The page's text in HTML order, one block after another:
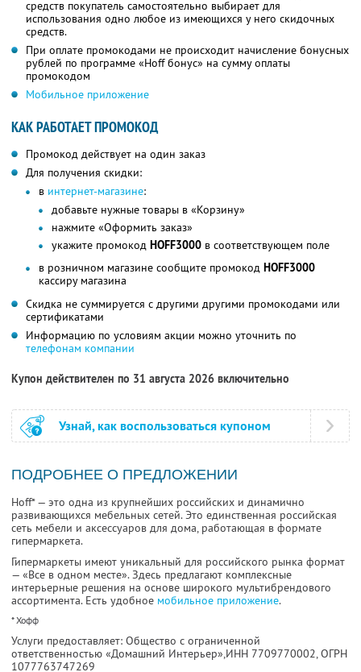
средств покупатель самостоятельно выбирает для
использования одно любое из имеющихся у него скидочных
средств.
При оплате промокодами не происходит начисление бонусных
рублей по программе «Hoff бонус» на сумму оплаты
промокодом
Мобильное приложение
КАК РАБОТАЕТ ПРОМОКОД
Промокод действует на один заказ
Для получения скидки:
в интернет-магазине:
добавьте нужные товары в «Корзину»
нажмите «Оформить заказ»
укажите промокод HOFF3000 в соответствующем поле
в розничном магазине сообщите промокод HOFF3000
кассиру магазина
Скидка не суммируется с другими другими промокодами или
сертификатами
Информацию по условиям акции можно уточнить по
телефонам компании
Купон действителен по 31 августа 2026 включительно
Узнай, как воспользоваться купоном
ПОДРОБНЕЕ О ПРЕДЛОЖЕНИИ
Hoff* — это одна из крупнейших российских и динамично
развивающихся мебельных сетей. Это единственная российская
сеть мебели и аксессуаров для дома, работающая в формате
гипермаркета.
Гипермаркеты имеют уникальный для российского рынка формат
— «Все в одном месте». Здесь предлагают комплексные
интерьерные решения на основе широкого мультибрендового
ассортимента. Есть удобное мобильное приложение.
* Хофф
Услуги предоставляет: Общество с ограниченной
ответственностью «Домашний Интерьер»,ИНН 7709770002, ОГРН
1077763747269